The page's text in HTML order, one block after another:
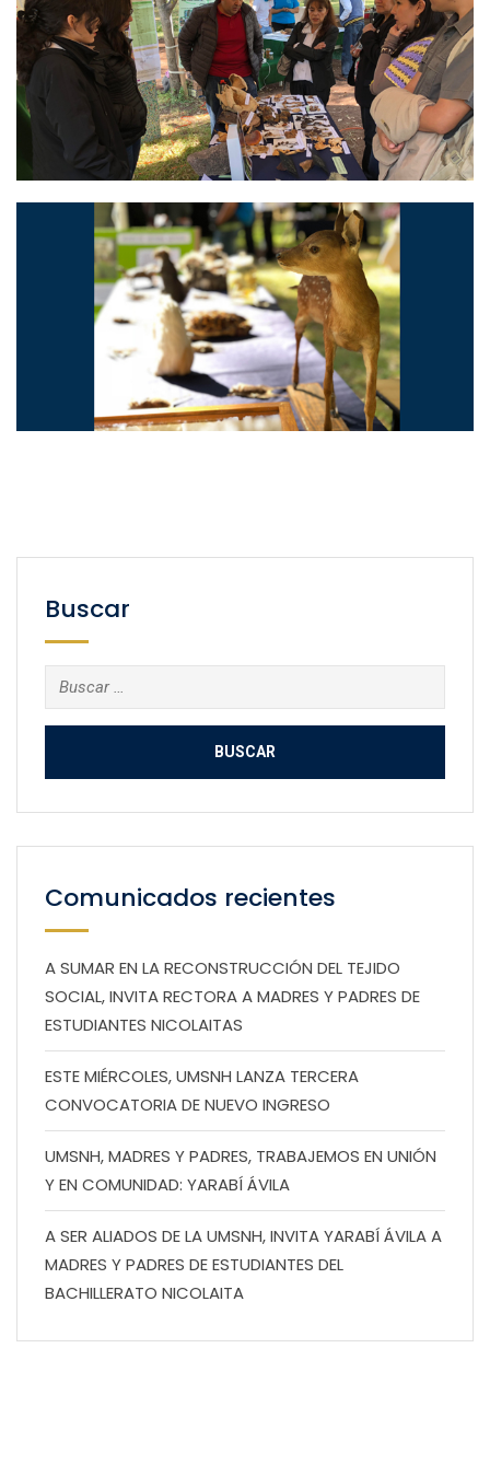
Buscar
Buscar:
Comunicados recientes
A SUMAR EN LA RECONSTRUCCIÓN DEL TEJIDO
SOCIAL, INVITA RECTORA A MADRES Y PADRES DE
ESTUDIANTES NICOLAITAS
ESTE MIÉRCOLES, UMSNH LANZA TERCERA
CONVOCATORIA DE NUEVO INGRESO
UMSNH, MADRES Y PADRES, TRABAJEMOS EN UNIÓN
Y EN COMUNIDAD: YARABÍ ÁVILA
A SER ALIADOS DE LA UMSNH, INVITA YARABÍ ÁVILA A
MADRES Y PADRES DE ESTUDIANTES DEL
BACHILLERATO NICOLAITA